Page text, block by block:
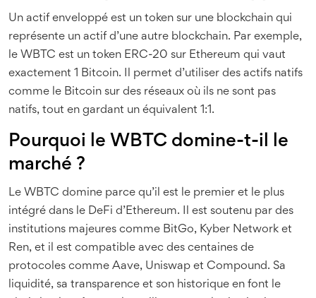
Un actif enveloppé est un token sur une blockchain qui
représente un actif d’une autre blockchain. Par exemple,
le WBTC est un token ERC-20 sur Ethereum qui vaut
exactement 1 Bitcoin. Il permet d’utiliser des actifs natifs
comme le Bitcoin sur des réseaux où ils ne sont pas
natifs, tout en gardant un équivalent 1:1.
Pourquoi le WBTC domine-t-il le
marché ?
Le WBTC domine parce qu’il est le premier et le plus
intégré dans le DeFi d’Ethereum. Il est soutenu par des
institutions majeures comme BitGo, Kyber Network et
Ren, et il est compatible avec des centaines de
protocoles comme Aave, Uniswap et Compound. Sa
liquidité, sa transparence et son historique en font le